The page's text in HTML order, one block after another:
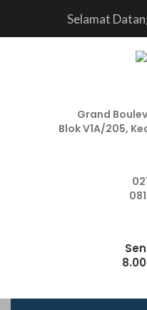
Selamat
Grand
Blok V1A/205,